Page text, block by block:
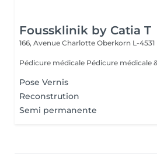
Foussklinik by Catia T
166, Avenue Charlotte Oberkorn L-4531
Pédicure médicale Pédicure médicale
Pose Vernis
Reconstrution
Semi permanente